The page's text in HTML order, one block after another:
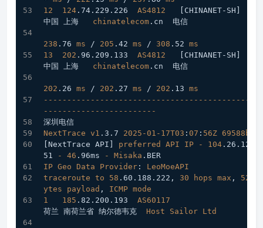
12
124 .74 .229 .226 AS4812
[CHINANET-SH]
中国 上海 chinatelecom .cn
  电信
238 .76 ms / 205 .42 ms / 308 .52 ms
13
202 .96 .209 .133 AS4812
[CHINANET-SH]
中国 上海 chinatelecom .cn
  电信
202 .26 ms / 202 .27 ms / 202 .13 ms
----------------------------------------------
------------------------
深圳电信
NextTrace v1 .3 .7 2025-01-17T03 : 07 : 56Z 69588b0
[NextTrace API]
preferred API IP - 104 .26 .12
51
- 46 .96ms - Misaka .BER
IP Geo Data Provider : LeoMoeAPI
traceroute to 58 .60 .188 .222 , 30 hops max , 52
ytes
payload , ICMP mode
1
185 .82 .200 .193
AS60117
荷兰 南荷兰省 纳尔德韦克 Host Sailor Ltd